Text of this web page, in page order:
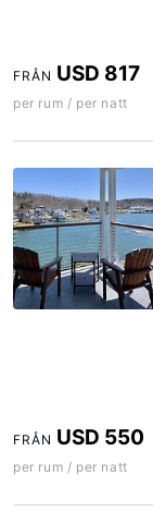
FRÅN USD 817
per rum / per natt
FRÅN USD 550
per rum / per natt